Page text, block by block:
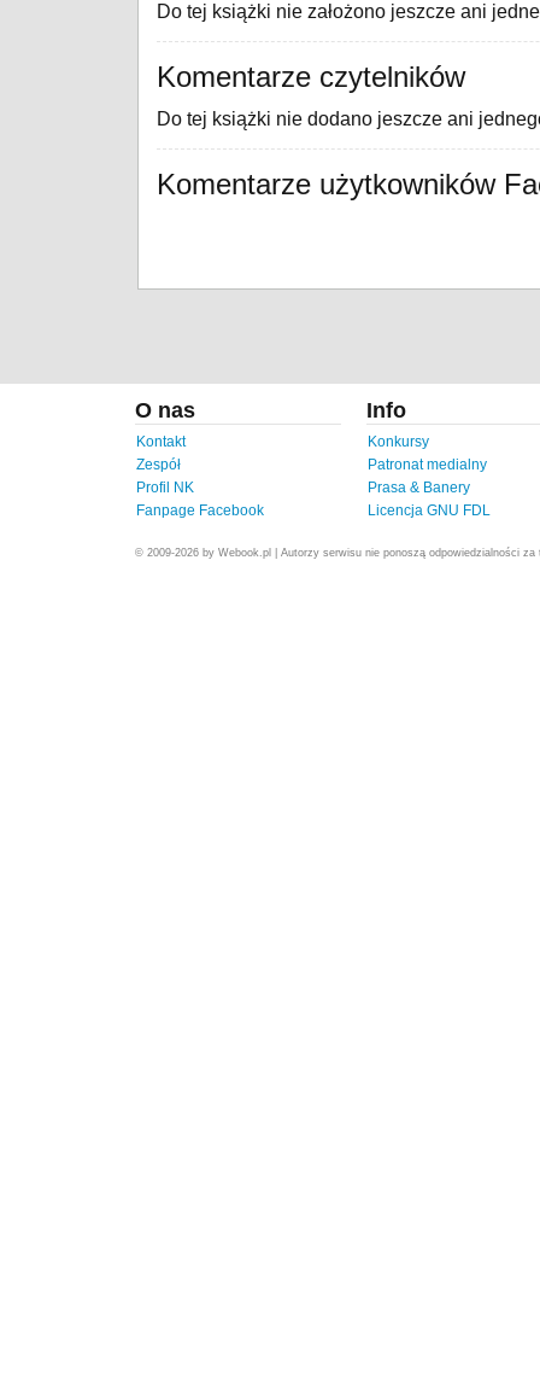
Do tej książki nie założono jeszcze ani
Komentarze czytelników
Do tej książki nie dodano jeszcze ani
Komentarze użytkowników
O nas
Kontakt
Zespół
Profil NK
Fanpage Facebook
Info
Konkursy
Patronat medialny
Prasa & Banery
Licencja GNU FDL
© 2009-2026 by Webook.pl | Autorzy serwisu nie ponoszą odpowiedzialności